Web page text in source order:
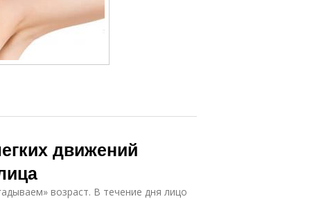
движений
возраст. В течение дня лицо